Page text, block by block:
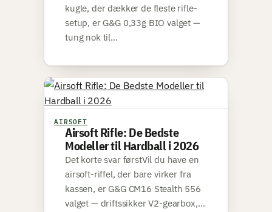
kugle, der dækker de fleste rifle-
setup, er G&G 0,33g BIO valget —
tung nok til…
AIRSOFT
Airsoft Rifle: De Bedste
Modeller til Hardball i 2026
Det korte svar førstVil du have en
airsoft-riffel, der bare virker fra
kassen, er G&G CM16 Stealth 556
valget — driftssikker V2-gearbox,…